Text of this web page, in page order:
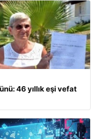
46 yıllık eşi vefat